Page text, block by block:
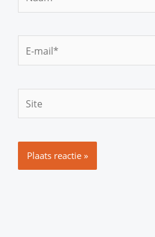
mail*